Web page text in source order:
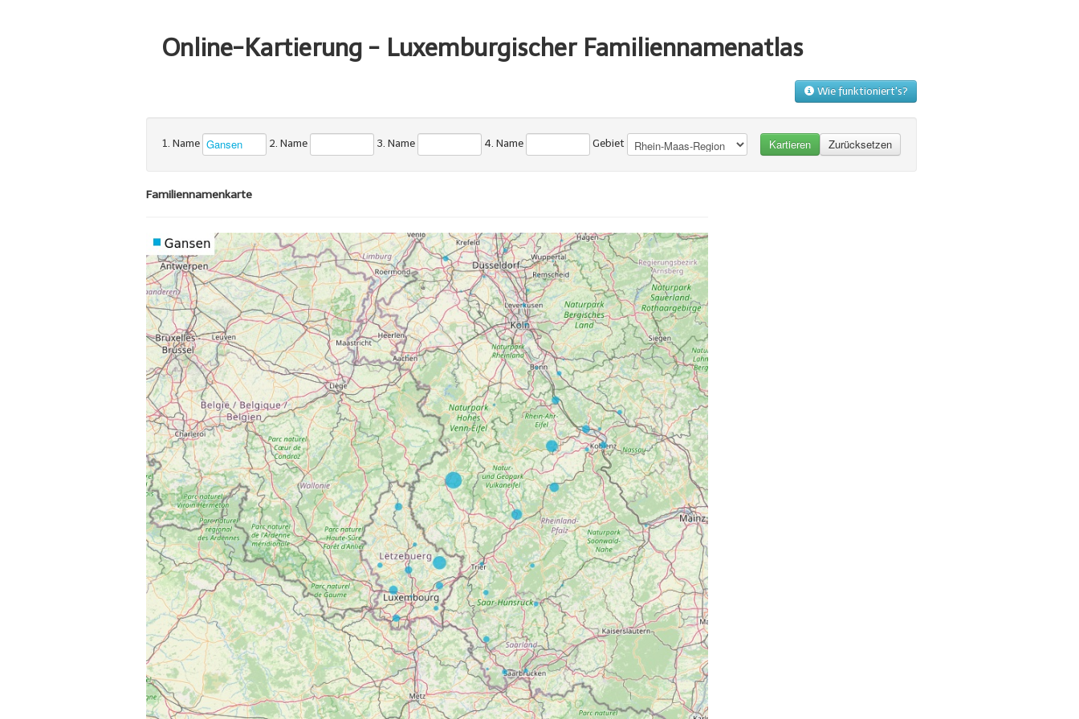
Online-Kartierung - Luxemburgischer Familiennamenatlas
Wie funktioniert's?
1. Name 2. Name 3. Name 4. Name Gebiet
Familiennamenkarte